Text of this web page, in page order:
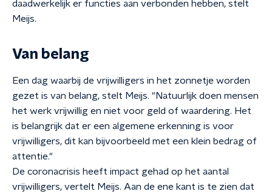
daadwerkelijk er functies aan verbonden hebben, stelt
Meijs.
Van belang
Een dag waarbij de vrijwilligers in het zonnetje worden
gezet is van belang, stelt Meijs. "Natuurlijk doen mensen
het werk vrijwillig en niet voor geld of waardering. Het
is belangrijk dat er een algemene erkenning is voor
vrijwilligers, dit kan bijvoorbeeld met een klein bedrag of
attentie."
De coronacrisis heeft impact gehad op het aantal
vrijwilligers, vertelt Meijs. Aan de ene kant is te zien dat